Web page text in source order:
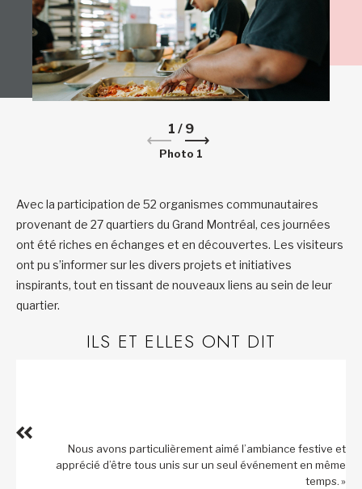
1 / 9
Photo 1
Avec la participation de 52 organismes communautaires
provenant de 27 quartiers du Grand Montréal, ces journées
ont été riches en échanges et en découvertes. Les visiteurs
ont pu s’informer sur les divers projets et initiatives
inspirants, tout en tissant de nouveaux liens au sein de leur
quartier.
ILS ET ELLES ONT DIT
Nous avons particulièrement aimé l’ambiance festive et
apprécié d’être tous unis sur un seul événement en même
temps. »